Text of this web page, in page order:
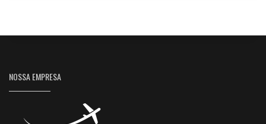
NOSSA EMPRESA